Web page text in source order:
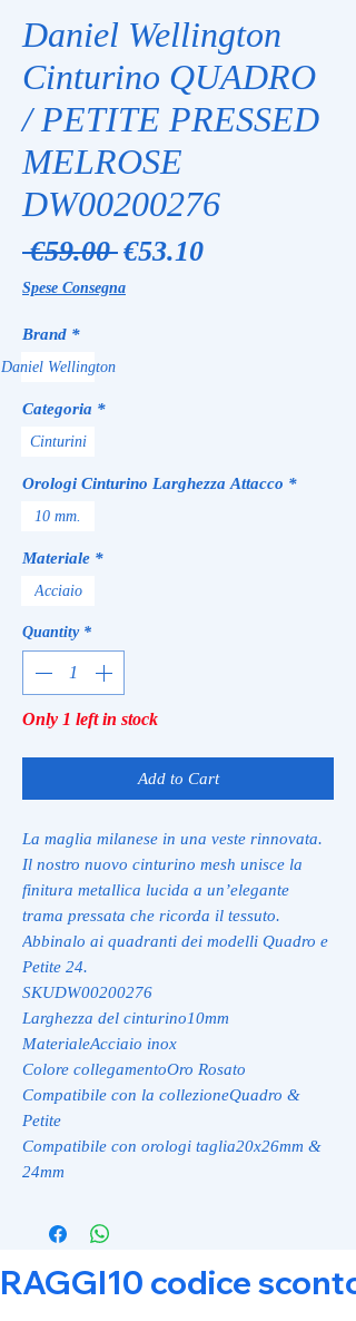
Daniel Wellington
Cinturino QUADRO
/ PETITE PRESSED
MELROSE
DW00200276
€59.00 Regular
Price
€53.10Sale
Spese Consegna
Brand *
Daniel Wellington
Categoria *
Cinturini
Orologi Cinturino Larghezza Attacco *
10 mm.
Materiale *
Acciaio
Quantity *
Only 1 left in stock
Add to Cart
La maglia milanese in una veste rinnovata.
Il nostro nuovo cinturino mesh unisce la
finitura metallica lucida a un’elegante
trama pressata che ricorda il tessuto.
Abbinalo ai quadranti dei modelli Quadro e
Petite 24.
SKUDW00200276
Larghezza del cinturino10mm
MaterialeAcciaio inox
Colore collegamentoOro Rosato
Compatibile con la collezioneQuadro &
Petite
Compatibile con orologi taglia20x26mm &
24mm
RAGGI10 codice